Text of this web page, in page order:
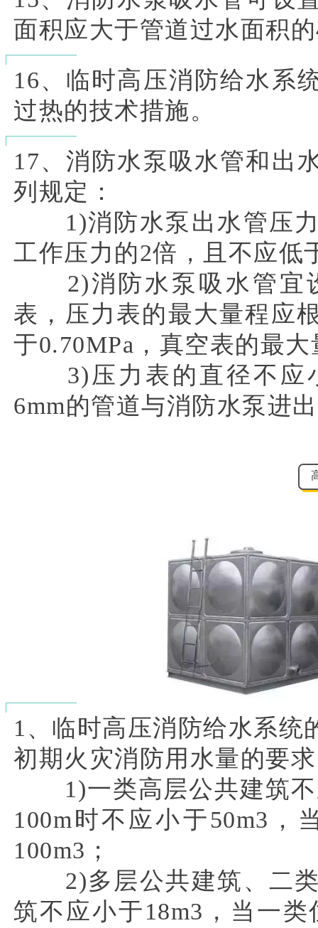
面积应大于管道过水面积
16、临时高压消防给水系
过热的技术措施。
17、消防水泵吸水管和出
列规定：
1)消防水泵出水管压力
工作压力的2倍，且不应低
2)消防水泵吸水管宜
表，压力表的最大量程应
于0.70MPa，真空表的最
3)压力表的直径不应小
6mm的管道与消防水泵进
1、临时高压消防给水系统
初期火灾消防用水量的要
1)一类高层公共建筑不
100m时不应小于50m3，
100m3；
2)多层公共建筑、二类
筑不应小于18m3，当一